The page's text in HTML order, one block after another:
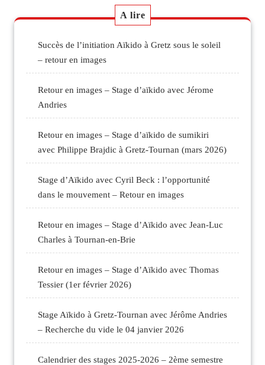
A lire
Succès de l’initiation Aïkido à Gretz sous le soleil
– retour en images
Retour en images – Stage d’aïkido avec Jérome
Andries
Retour en images – Stage d’aïkido de sumikiri
avec Philippe Brajdic à Gretz-Tournan (mars 2026)
Stage d’Aïkido avec Cyril Beck : l’opportunité
dans le mouvement – Retour en images
Retour en images – Stage d’Aïkido avec Jean-Luc
Charles à Tournan-en-Brie
Retour en images – Stage d’Aïkido avec Thomas
Tessier (1er février 2026)
Stage Aïkido à Gretz-Tournan avec Jérôme Andries
– Recherche du vide le 04 janvier 2026
Calendrier des stages 2025-2026 – 2ème semestre